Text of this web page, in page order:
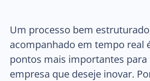
Um processo bem
acompanhado em tempo real
pontos mais importantes
empresa que deseje inovar.